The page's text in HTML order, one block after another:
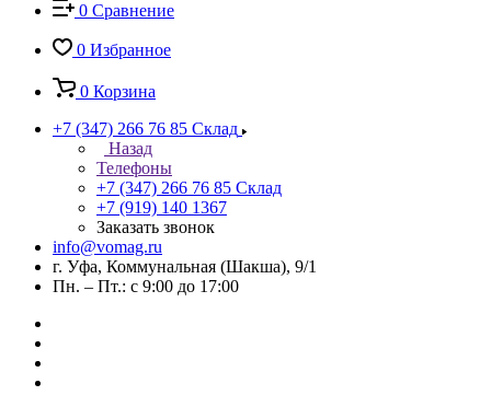
0 Сравнение
0 Избранное
0 Корзина
+7 (347) 266 76 85 Склад
Назад
Телефоны
+7 (347) 266 76 85 Склад
+7 (919) 140 1367
Заказать звонок
info@vomag.ru
г. Уфа, Коммунальная (Шакша), 9/1
Пн. – Пт.: с 9:00 до 17:00